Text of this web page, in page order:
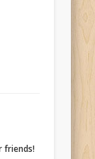
friends!